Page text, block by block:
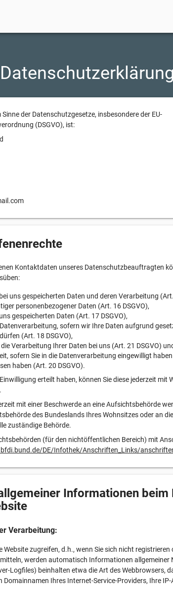
Datenschutzerklärung
der Datenschutzgesetze, insbesondere der EU-
(DSGVO), ist:
Kontaktdaten unseres Datenschutzbeauftragten
uns gespeicherten Daten und deren Verarbeitung
personenbezogener Daten (Art. 16 DSGVO),
gespeicherten Daten (Art. 17 DSGVO),
sofern wir Ihre Daten aufgrund
(Art. 18 DSGVO),
Verarbeitung Ihrer Daten bei uns (Art. 21 DSGVO)
sofern Sie in die Datenverarbeitung eingewilligt
haben (Art. 20 DSGVO).
erteilt haben, können Sie diese jederzeit mit
mit einer Beschwerde an eine Aufsichtsbehörde
des Bundeslands Ihres Wohnsitzes oder an
zuständige Behörde.
(für den nichtöffentlichen Bereich) mit
DE/Infothek/Anschriften_Links/
Informationen beim
Verarbeitung:
Website zugreifen, d.h., wenn Sie sich nicht
werden automatisch Informationen allgemeiner
Logfiles) beinhalten etwa die Art des Webbrowsers,
Domainnamen Ihres Internet-Service-Providers, Ihre IP-